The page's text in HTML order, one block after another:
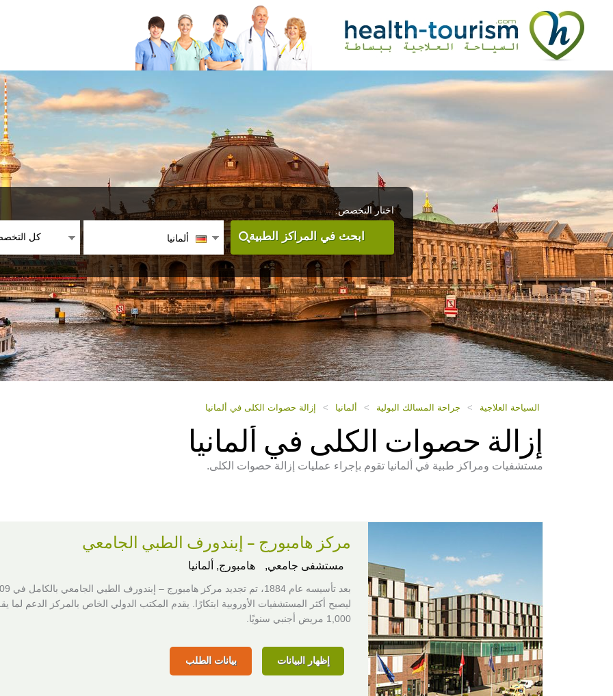
اختار التخصص:
كل ألمانيا ابحث في المراكز الطبية
السياحة العلاجية > جراحة المسالك البولية > ألمانيا > إزالة حصوات الكلى في ألمانيا
إزالة حصوات الكلى في ألمانيا
مستشفيات ومراكز طبية في ألمانيا تقوم بإجراء عمليات إزالة حصوات الكلى.
مركز هامبورج – إبندورف الطبي الجامعي
مستشفى جامعي, هامبورج, ألمانيا
ليصبح أكثر المستشفيات الأوروبية ابتكارًا. يقدم المكتب الدولي الخاص بالمركز الدعم لما
1,000 مريض أجنبي سنويًا.
إظهار البيانات بيانات الطلب